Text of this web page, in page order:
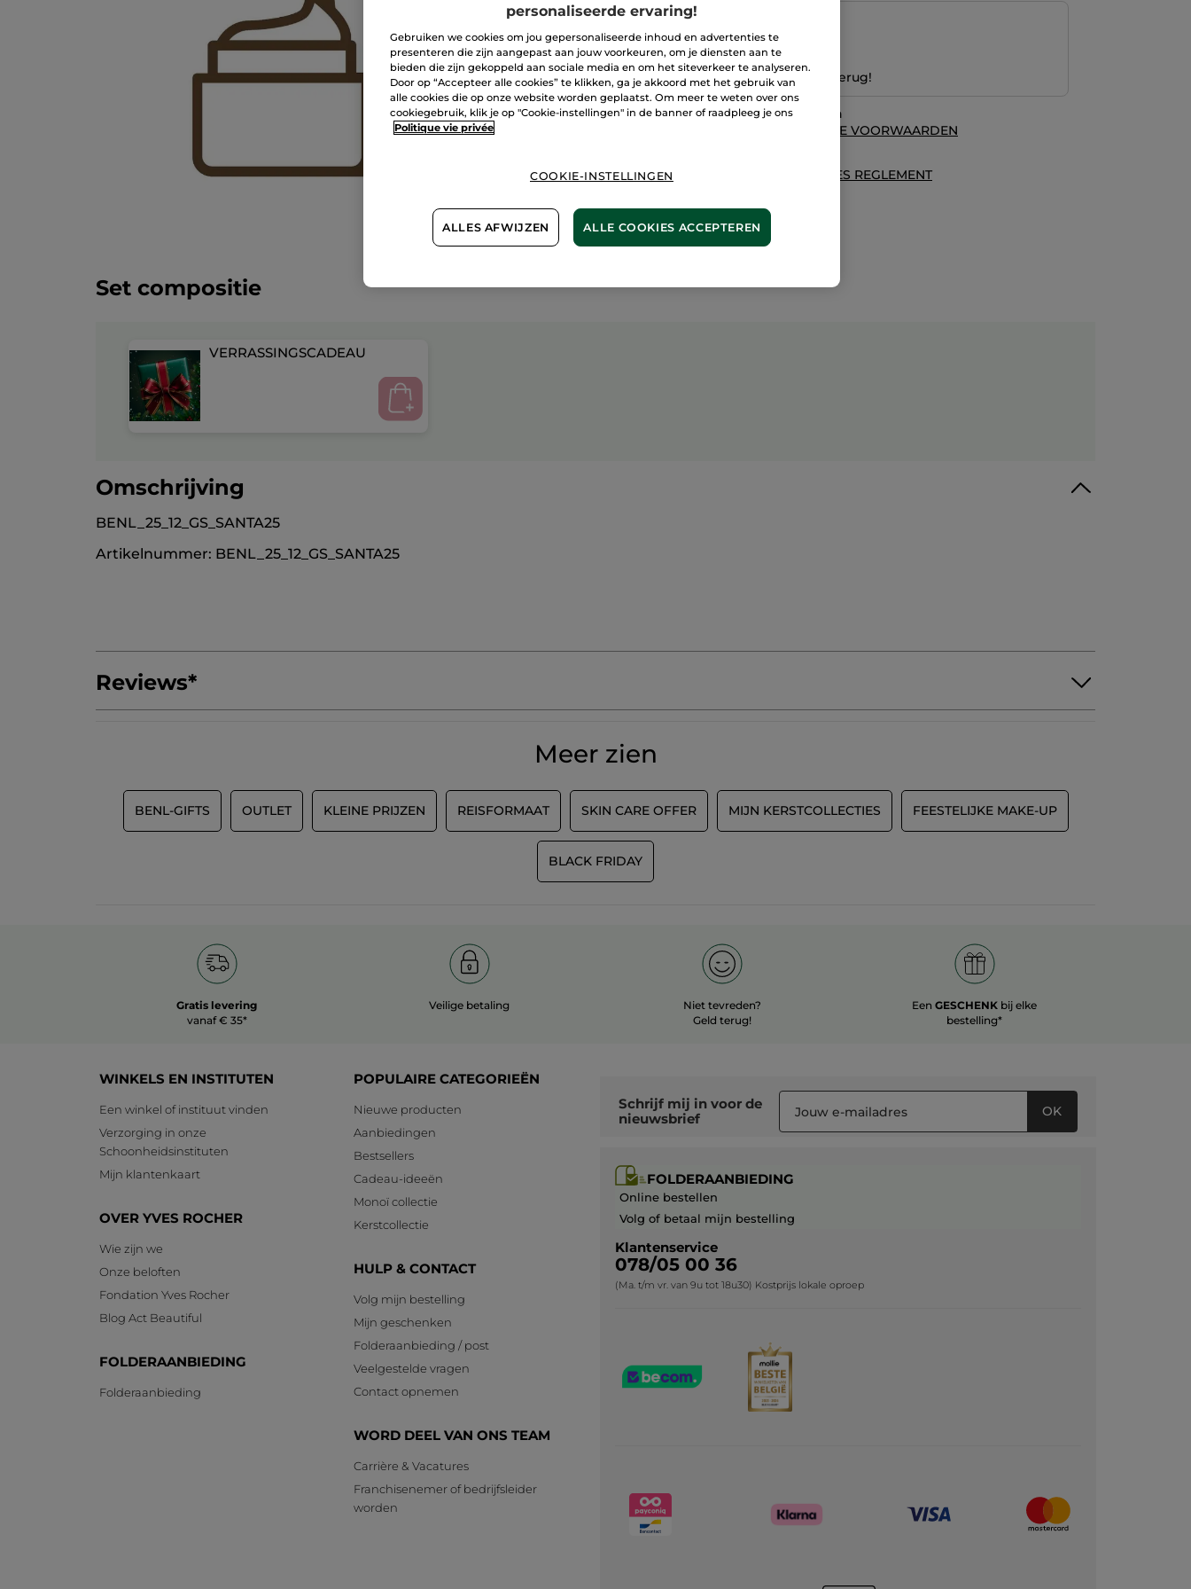
Veilige betaling
Niet tevreden? Geld terug!
Algemene Voorwaarden
LEES HIER DE ALGEMENE VOORWAARDEN
LEES KLANTENRECENSIES REGLEMENT
Set compositie
VERRASSINGSCADEAU
Omschrijving
BENL_25_12_GS_SANTA25
Artikelnummer: BENL_25_12_GS_SANTA25
Reviews*
voor
REVIEW TOEVOEGEN
Meer zien
BENL-GIFTS OUTLET KLEINE PRIJZEN REISFORMAAT SKIN CARE OFFER MIJN KERSTCOLLECTIES FEESTELIJKE MAKE-UP
BLACK FRIDAY
Gratis levering
vanaf € 35*
Veilige betaling
Niet tevreden?
Geld terug!
Een GESCHENK bij elke
bestelling*
WINKELS EN INSTITUTEN
Een winkel of instituut vinden
Verzorging in onze
Schoonheidsinstituten
Mijn klantenkaart
OVER YVES ROCHER
Wie zijn we
Onze beloften
Fondation Yves Rocher
Blog Act Beautiful
FOLDERAANBIEDING
Folderaanbieding
POPULAIRE CATEGORIEËN
Nieuwe producten
Aanbiedingen
Bestsellers
Cadeau-ideeën
Monoï collectie
Kerstcollectie
HULP & CONTACT
Volg mijn bestelling
Mijn geschenken
Folderaanbieding / post
Veelgestelde vragen
Contact opnemen
WORD DEEL VAN ONS TEAM
Carrière & Vacatures
Franchisenemer of bedrijfsleider
worden
Schrijf mij in voor de
nieuwsbrief
OK
FOLDERAANBIEDING
Online bestellen
Volg of betaal mijn bestelling
Klantenservice
078/05 00 36
(Ma. t/m vr. van 9u tot 18u30) Kostprijs lokale oproep
personaliseerde ervaring!
Gebruiken we cookies om jou gepersonaliseerde inhoud en advertenties te
presenteren die zijn aangepast aan jouw voorkeuren, om je diensten aan te
bieden die zijn gekoppeld aan sociale media en om het siteverkeer te analyseren.
Door op “Accepteer alle cookies” te klikken, ga je akkoord met het gebruik van
alle cookies die op onze website worden geplaatst. Om meer te weten over ons
cookiegebruik, klik je op "Cookie-instellingen" in de banner of raadpleeg je ons
Politique vie privée
COOKIE-INSTELLINGEN
ALLES AFWIJZEN ALLE COOKIES ACCEPTEREN